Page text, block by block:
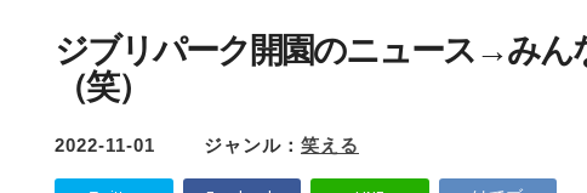
ジブリパーク開園のニュース→みん
（笑）
2022-11-01 ジャンル： 笑える